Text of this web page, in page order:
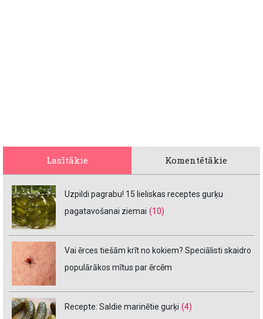
Lasītākie Komentētākie
Uzpildi pagrabu! 15 lieliskas receptes gurķu
pagatavošanai ziemai (10)
Vai ērces tiešām krīt no kokiem? Speciālisti skaidro
populārākos mītus par ērcēm
Recepte: Saldie marinētie gurķi (4)